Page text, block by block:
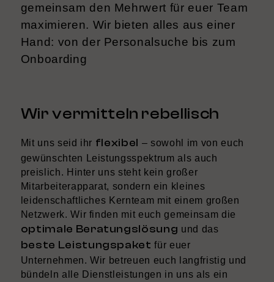
gemeinsam den Mehrwert für euer Team
maximieren. Wir bieten alles aus einer
Hand: von der Personalsuche bis zum
Onboarding
Wir vermitteln rebellisch
Mit uns seid ihr flexibel – sowohl im von euch
gewünschten Leistungsspektrum als auch
preislich. Hinter uns steht kein großer
Mitarbeiterapparat, sondern ein kleines
leidenschaftliches Kernteam mit einem großen
Netzwerk. Wir finden mit euch gemeinsam die
optimale Beratungslösung und das
beste Leistungspaket für euer
Unternehmen. Wir betreuen euch langfristig und
bündeln alle Dienstleistungen in uns als ein